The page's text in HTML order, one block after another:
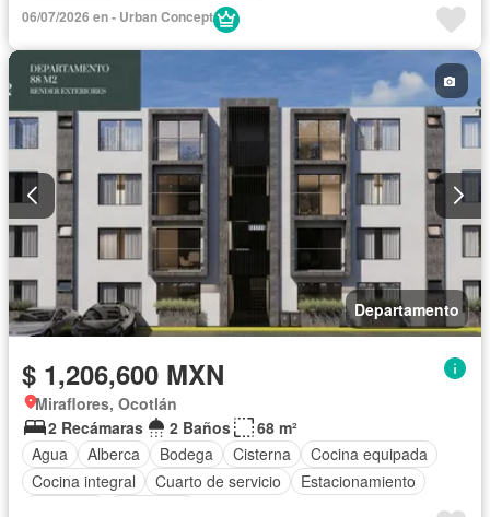
06/07/2026 en - Urban Concept
Departamento
$ 1,206,600 MXN
Miraflores, Ocotlán
2 Recámaras
2 Baños
68 m²
Agua
Alberca Bodega Cisterna
Cocina equipada
Cocina integral
Cuarto de servicio
Estacionamiento